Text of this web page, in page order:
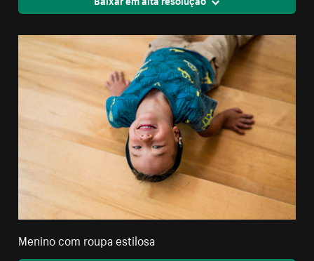
Menino com roupa estilosa